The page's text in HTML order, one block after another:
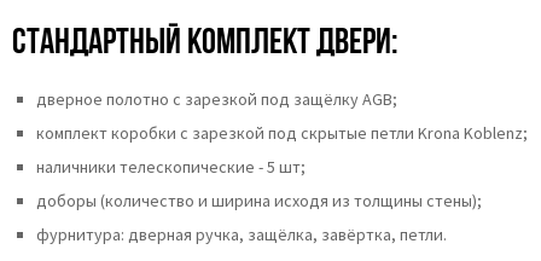
Стандартный комплект двери:
дверное полотно с зарезкой под защёлку AGB;
комплект коробки с зарезкой под скрытые петли Krona Koblenz;
наличники телескопические - 5 шт;
доборы (количество и ширина исходя из толщины стены);
фурнитура: дверная ручка, защёлка, завёртка, петли.